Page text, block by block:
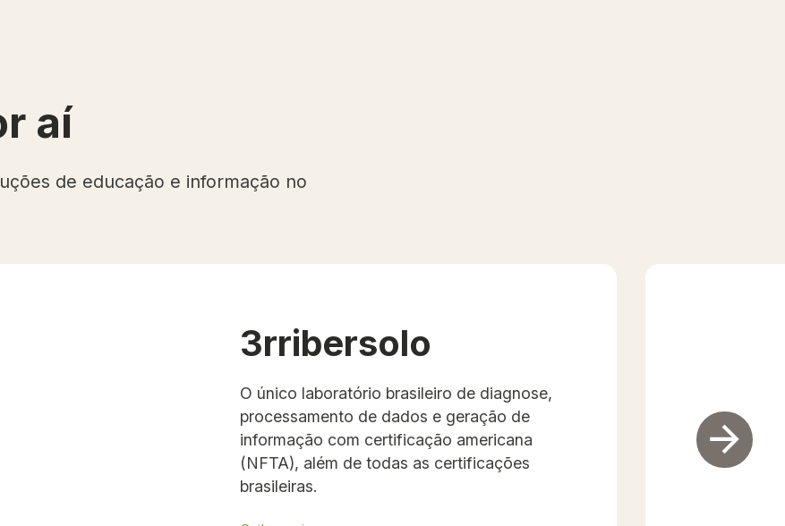
aí
de educação e informação no
3rribersolo
O único laboratório brasileiro de diagnose,
processamento de dados e geração de
informação com certificação americana
(NFTA), além de todas as certificações
brasileiras.